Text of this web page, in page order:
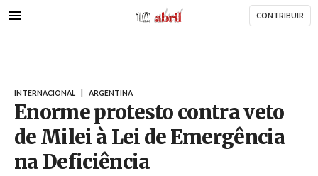
para
AbrilAbril CONTRIBUIR
INTERNACIONAL ARGENTINA
Enorme protesto contra veto
de Milei à Lei de Emergência
na Deficiência